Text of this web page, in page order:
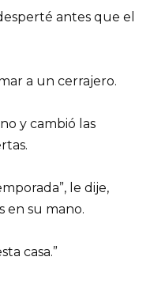
antes que el
a un cerrajero.
y cambió las
le dije,
en su mano.
casa.”